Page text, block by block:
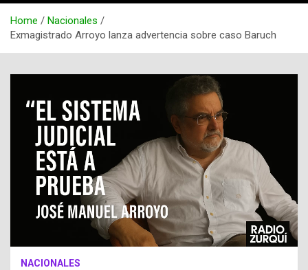
Home
Nacionales
Exmagistrado Arroyo lanza advertencia sobre caso Baruch
NACIONALES